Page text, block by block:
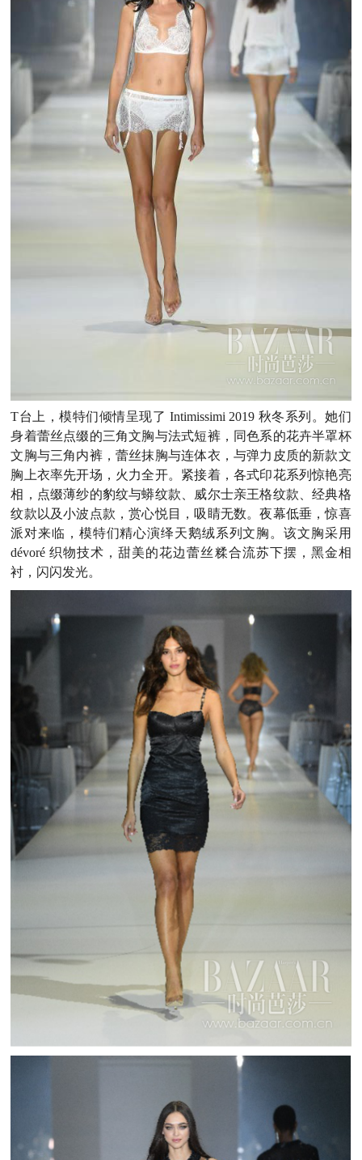
T台上，模特们倾情呈现了 Intimissimi 2019 秋冬系列。她们
身着蕾丝点缀的三角文胸与法式短裤，同色系的花卉半罩杯
文胸与三角内裤，蕾丝抹胸与连体衣，与弹力皮质的新款文
胸上衣率先开场，火力全开。紧接着，各式印花系列惊艳亮
相，点缀薄纱的豹纹与蟒纹款、威尔士亲王格纹款、经典格
纹款以及小波点款，赏心悦目，吸睛无数。夜幕低垂，惊喜
派对来临，模特们精心演绎天鹅绒系列文胸。该文胸采用
dévoré 织物技术，甜美的花边蕾丝糅合流苏下摆，黑金相
衬，闪闪发光。